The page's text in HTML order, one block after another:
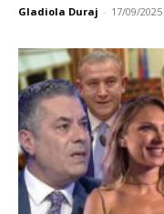
Gladiola Duraj - 17/09/2025